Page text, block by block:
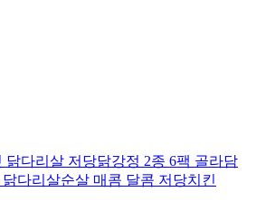
닭다리살 저당닭강정 2종 6팩 골라담
다리살순살 매콤 달콤 저당치킨